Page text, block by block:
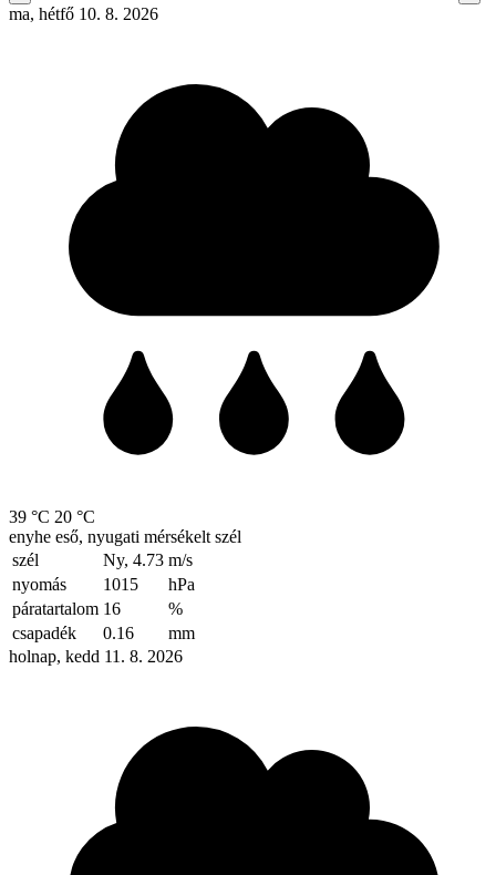
ma, hétfő 10. 8. 2026
39 °C 20 °C
enyhe eső, nyugati mérsékelt szél
szél
Ny, 4.73 m/s
nyomás
1015
hPa
páratartalom 16
%
csapadék
0.16
mm
holnap, kedd 11. 8. 2026